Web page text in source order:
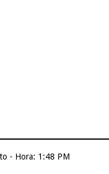
- Hora: 1:48 PM